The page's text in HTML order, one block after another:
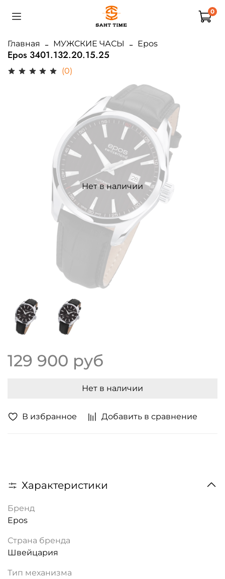
0
Главная МУЖСКИЕ ЧАСЫ Epos
Epos 3401.132.20.15.25
(0)
В избранное Добавить в сравнение
Нет в наличии
129 900 руб
Нет в наличии
Характеристики
Бренд
Epos
Страна бренда
Швейцария
Тип механизма